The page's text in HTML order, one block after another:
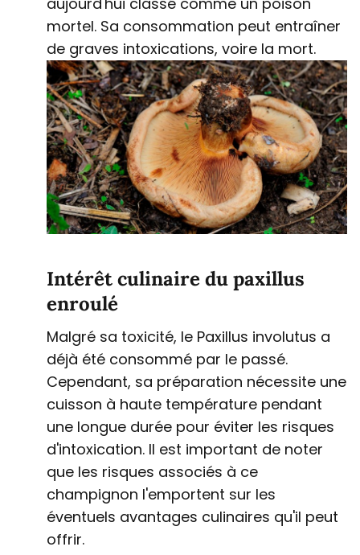
mortel. Sa consommation peut entraîner
de graves intoxications, voire la mort.
Intérêt culinaire du paxillus
enroulé
Malgré sa toxicité, le Paxillus involutus a
déjà été consommé par le passé.
Cependant, sa préparation nécessite une
cuisson à haute température pendant
une longue durée pour éviter les risques
d'intoxication. Il est important de noter
que les risques associés à ce
champignon l'emportent sur les
éventuels avantages culinaires qu'il peut
offrir.